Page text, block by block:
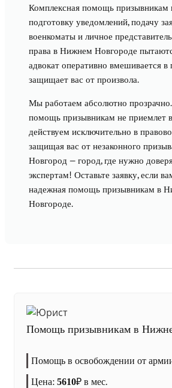
Комплексная помощь призывникам
подготовку уведомлений, подачу
военкоматы и личное
права в Нижнем Новгороде
адвокат оперативно вмешивается в
защищает вас от произвола.
Мы работаем абсолютно
помощь призывникам не приемлет
действуем исключительно в
защищая вас от незаконного
Новгород — город, где нужно
экспертам! Оставьте заявку, если
надежная помощь призывникам в
Новгороде.
Помощь призывникам в
Помощь в освобождении от
Цена: 5610₽ в мес.